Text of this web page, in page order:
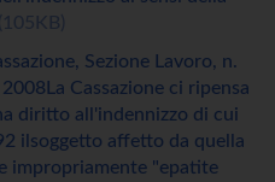
105KB
Sezione Lavoro, n.
Cassazione ci ripensa
diritto all'indennizzo di cui
ilsoggetto affetto da quella
impropriamente "epatite